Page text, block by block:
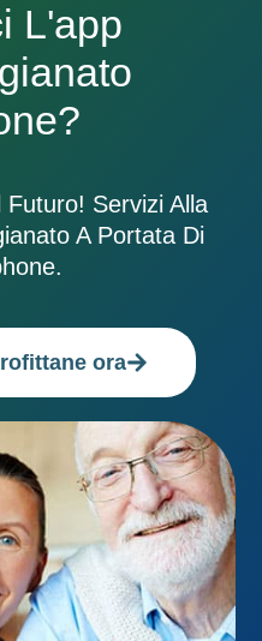
L'app
Servizi Alla
A Portata Di
ora